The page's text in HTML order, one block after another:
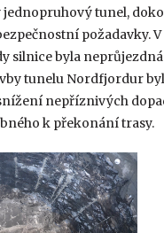
tunel,
silnice byla
tunelu Nordfjordur
nepříznivých
k překonání trasy.